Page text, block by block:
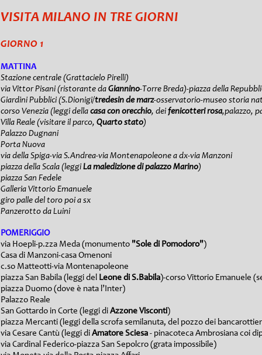
VISITA MILANO IN TRE GIORNI
GIORNO 1
MATTINA
Stazione centrale (Grattacielo Pirelli)
via Vittor Pisani (ristorante da Giannino-Torre Breda)-piazza della
Giardini Pubblici (S.Dionigi/tredesin de marz-osservatorio-museo storia
corso Venezia (leggi della casa con orecchio, dei fenicotteri rosa,palazzo,
Villa Reale (visitare il parco, Quarto stato)
Palazzo Dugnani
Porta Nuova
via della Spiga-via S.Andrea-via Montenapoleone a dx-via Manzoni
piazza della Scala (leggi La maledizione di palazzo Marino)
piazza San Fedele
Galleria Vittorio Emanuele
giro palle del toro poi a sx
Panzerotto da Luini
POMERIGGIO
via Hoepli-p.zza Meda (monumento "Sole di Pomodoro" )
Casa di Manzoni-casa Omenoni
c.so Matteotti-via Montenapoleone
piazza San Babila (leggi del Leone di S.Babila)-corso Vittorio Emanuele
piazza Duomo (dove è nata l’Inter)
Palazzo Reale
San Gottardo in Corte (leggi di Azzone Visconti)
piazza Mercanti (leggi della scrofa semilanuta, del pozzo dei
via Cesare Cantù (leggi di Amatore Sciesa - pinacoteca Ambrosiana coi
via Cardinal Federico-piazza San Sepolcro (grata impossibile)